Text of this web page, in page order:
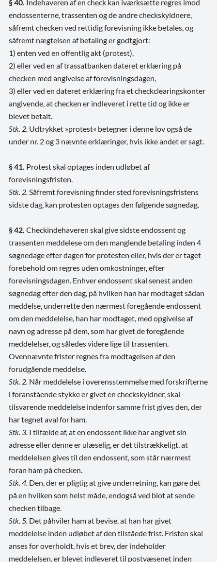
§ 40. Indehaveren af en check kan iværksætte regres imod
endossenterne, trassenten og de andre checkskyldnere,
såfremt checken ved rettidig forevisning ikke betales, og
såfremt nægtelsen af betaling er godtgjort:
1) enten ved en offentlig akt (protest),
2) eller ved en af trassatbanken dateret erklæring på
checken med angivelse af forevisningsdagen,
3) eller ved en dateret erklæring fra et checkclearingskonter
angivende, at checken er indleveret i rette tid og ikke er
blevet betalt.
Stk. 2. Udtrykket »protest« betegner i denne lov også de
under nr. 2 og 3 nævnte erklæringer, hvis ikke andet er sagt.
§ 41. Protest skal optages inden udløbet af
forevisningsfristen.
Stk. 2. Såfremt forevisning finder sted forevisningsfristens
sidste dag, kan protesten optages den følgende søgnedag.
§ 42. Checkindehaveren skal give sidste endossent og
trassenten meddelese om den manglende betaling inden 4
søgnedage efter dagen for protesten eller, hvis der er taget
forebehold om regres uden omkostninger, efter
forevisningsdagen. Enhver endossent skal senest anden
søgnedag efter den dag, på hvilken han har modtaget sådan
meddelse, underrette den nærmest foregående endossent
om den meddelelse, han har modtaget, med opgivelse af
navn og adresse på dem, som har givet de foregående
meddelelser, og således videre lige til trassenten.
Ovennævnte frister regnes fra modtagelsen af den
forudgående meddelse.
Stk. 2. Når meddelelse i overensstemmelse med forskrifterne
i foranstående stykke er givet en checkskyldner, skal
tilsvarende meddelelse indenfor samme frist gives den, der
har tegnet aval for ham.
Stk. 3. I tilfælde af, at en endossent ikke har angivet sin
adresse eller denne er ulæselig, er det tilstrækkeligt, at
meddelelsen gives til den endossent, som står nærmest
foran ham på checken.
Stk. 4. Den, der er pligtig at give underretning, kan gøre det
på en hvilken som helst måde, endogså ved blot at sende
checken tilbage.
Stk. 5. Det påhviler ham at bevise, at han har givet
meddelelse inden udløbet af den tilståede frist. Fristen skal
anses for overholdt, hvis et brev, der indeholder
meddelelsen, er blevet indleveret til postvæsenet inden